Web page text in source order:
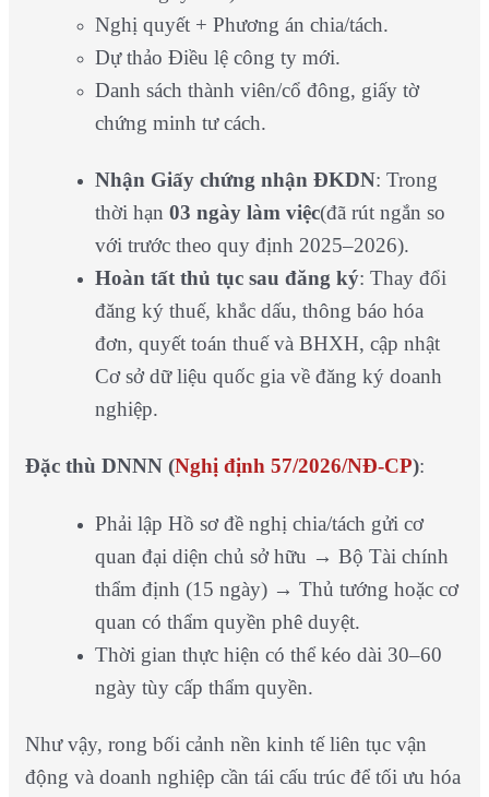
Nghị quyết + Phương án chia/tách.
Dự thảo Điều lệ công ty mới.
Danh sách thành viên/cổ đông, giấy tờ
chứng minh tư cách.
Nhận Giấy chứng nhận ĐKDN: Trong
thời hạn 03 ngày làm việc(đã rút ngắn so
với trước theo quy định 2025–2026).
Hoàn tất thủ tục sau đăng ký: Thay đổi
đăng ký thuế, khắc dấu, thông báo hóa
đơn, quyết toán thuế và BHXH, cập nhật
Cơ sở dữ liệu quốc gia về đăng ký doanh
nghiệp.
Đặc thù DNNN (Nghị định 57/2026/NĐ-CP):
Phải lập Hồ sơ đề nghị chia/tách gửi cơ
quan đại diện chủ sở hữu → Bộ Tài chính
thẩm định (15 ngày) → Thủ tướng hoặc cơ
quan có thẩm quyền phê duyệt.
Thời gian thực hiện có thể kéo dài 30–60
ngày tùy cấp thẩm quyền.
Như vậy, rong bối cảnh nền kinh tế liên tục vận
động và doanh nghiệp cần tái cấu trúc để tối ưu hóa